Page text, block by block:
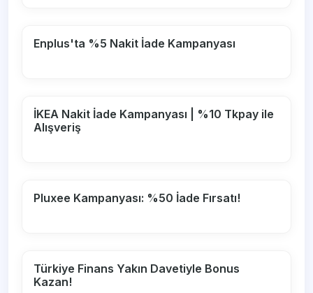
Enplus'ta %5 Nakit İade Kampanyası
İKEA Nakit İade Kampanyası | %10 Tkpay ile
Alışveriş
Pluxee Kampanyası: %50 İade Fırsatı!
Türkiye Finans Yakın Davetiyle Bonus
Kazan!